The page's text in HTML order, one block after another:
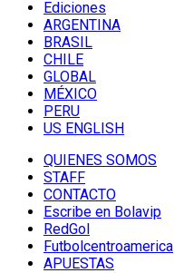
Ediciones
ARGENTINA
BRASIL
CHILE
GLOBAL
MÉXICO
PERU
US ENGLISH
QUIENES SOMOS
STAFF
CONTACTO
Escribe en Bolavip
RedGol
Futbolcentroamerica
APUESTAS